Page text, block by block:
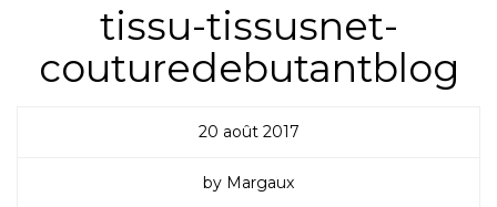
tissu-tissusnet-
couturedebutantblog
20 août 2017
by Margaux